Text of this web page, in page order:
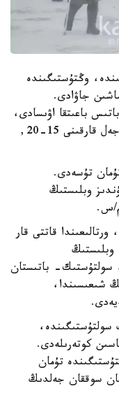
وڭتۇستىگىندە
جاۋادى.
باعىتقا اۋىسادى،
وبلىستىڭ باتىسىندا، تاۋلى اۋداندارىندا جەل قارقىنى 15-20,
تۇمان تۇسەدى.
وبلىستىڭ
ورتالىعىندا قاتتى قار
وبلىستىڭ
سولتۇستىك- باتىستان
شىعىسىندا،
سولتۇستىگىندە،
كوتەرىلەدى.
تۇمان
سوققان جەلدىڭ